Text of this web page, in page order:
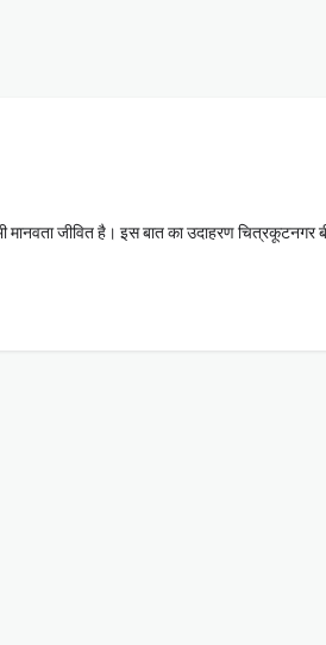
मानवता जीवित है। इस बात का उदाहरण चित्रकूटनगर